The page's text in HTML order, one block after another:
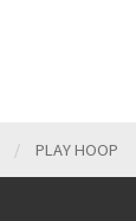
PLAY HOOP